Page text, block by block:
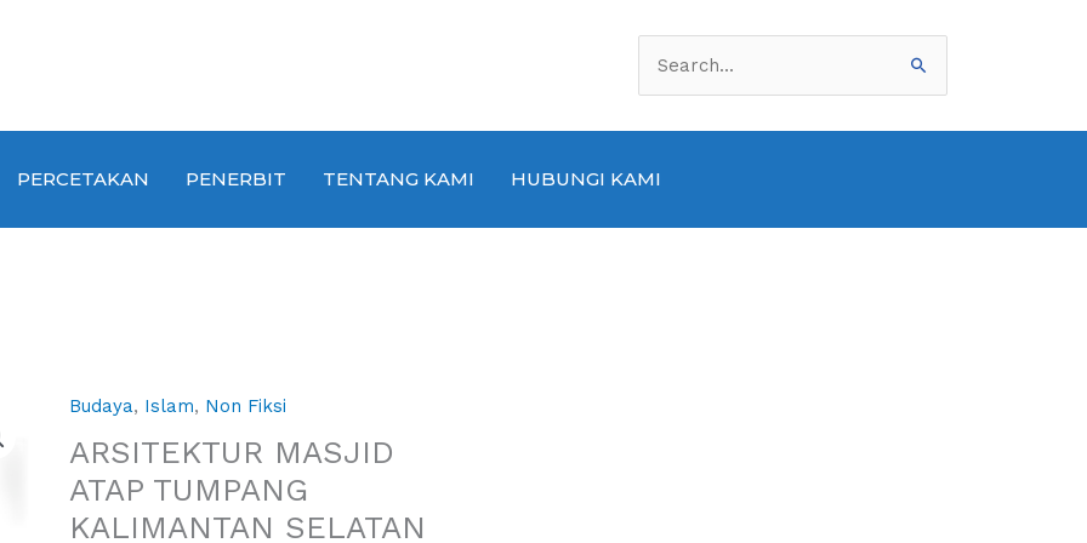
untuk:
PERCETAKAN PENERBIT TENTANG KAMI HUBUNGI KAMI
Budaya, Islam, Non Fiksi
ARSITEKTUR MASJID
ATAP TUMPANG
KALIMANTAN SELATAN